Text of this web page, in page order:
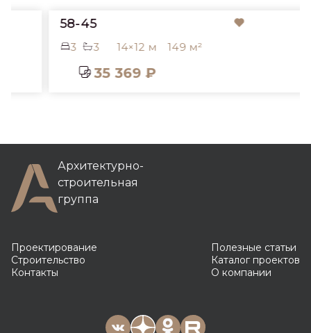
58-45
3 14×12 м 149 м²
35 369 ₽
Архитектурно-
строительная
группа
Проектирование
Строительство
Контакты
Полезные статьи
Каталог проектов
О компании